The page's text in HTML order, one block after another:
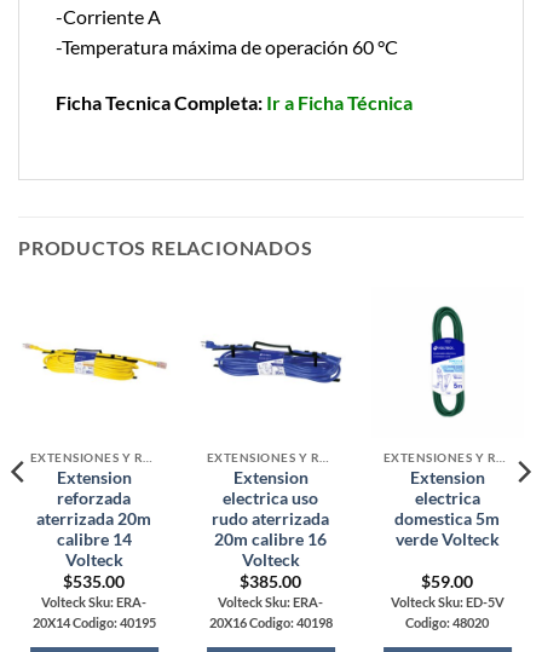
-Corriente A
-Temperatura máxima de operación 60 °C
Ficha Tecnica Completa: Ir a Ficha Técnica
PRODUCTOS RELACIONADOS
Extension
reforzada
aterrizada 20m
calibre 14
Volteck
$535.00
Volteck Sku: ERA-
20X14 Codigo: 40195
Extension
electrica uso
rudo aterrizada
20m calibre 16
Volteck
$385.00
Volteck Sku: ERA-
20X16 Codigo: 40198
Extension
electrica
domestica 5m
verde Volteck
$59.00
Volteck Sku: ED-5V
Codigo: 48020